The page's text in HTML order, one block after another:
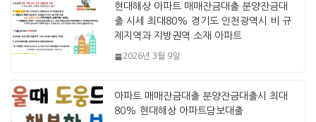
현대해상 아파트 매매잔금대출 분양잔금대
출 시세 최대80% 경기도 인천광역시 비 규
제지역과 지방권역 소재 아파트
2026년 3월 9일
아파트 매매잔금대출 분양잔금대출시 최대
80% 현대해상 아파트담보대출